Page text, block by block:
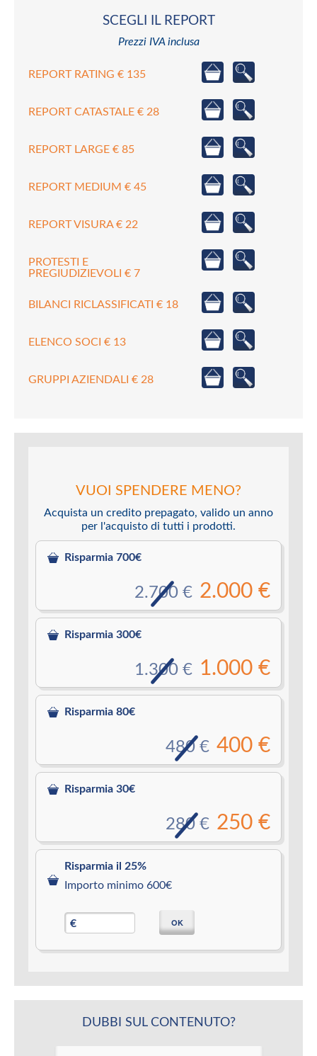
SCEGLI IL REPORT
Prezzi IVA inclusa
REPORT RATING € 135
REPORT CATASTALE € 28
REPORT LARGE € 85
REPORT MEDIUM € 45
REPORT VISURA € 22
PROTESTI E
PREGIUDIZIEVOLI € 7
BILANCI RICLASSIFICATI € 18
ELENCO SOCI € 13
GRUPPI AZIENDALI € 28
VUOI SPENDERE MENO?
Acquista un credito prepagato, valido un anno
per l'acquisto di tutti i prodotti.
Risparmia 700€
2.000 €
2.700 €
Risparmia 300€
1.000 €
1.300 €
Risparmia 80€
400 €
480 €
Risparmia 30€
250 €
280 €
Risparmia il 25%
Importo minimo 600€
€ OK
DUBBI SUL CONTENUTO?